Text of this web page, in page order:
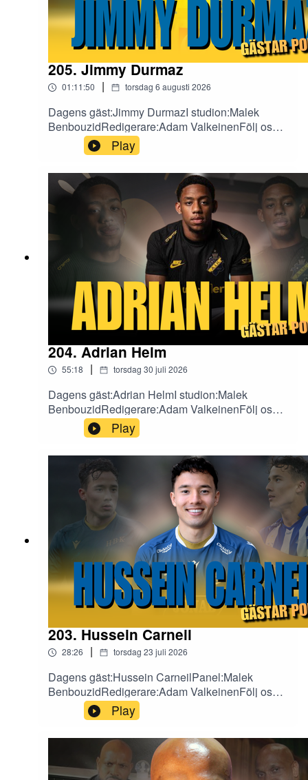
205. Jimmy Durmaz
01:11:50 | torsdag 6 augusti 2026
Dagens gäst:Jimmy DurmazI studion:Malek
BenbouzidRedigerare:Adam ValkeinenFölj oss
på sociala medier!X:
https://x.com/fotbollefotbollInstagram:
https://www.instagram.com/fotbollarfotboll/TikTok
: https://www.tiktok.com/@fotbollarfotboll
Play
204. Adrian Helm
55:18 | torsdag 30 juli 2026
Dagens gäst:Adrian HelmI studion:Malek
BenbouzidRedigerare:Adam ValkeinenFölj oss
på sociala medier!X:
https://x.com/fotbollefotbollInstagram:
https://www.instagram.com/fotbollarfotboll/TikTok
: https://www.tiktok.com/@fotbollarfotboll
Play
203. Hussein Carneil
28:26 | torsdag 23 juli 2026
Dagens gäst:Hussein CarneilPanel:Malek
BenbouzidRedigerare:Adam ValkeinenFölj oss
på sociala medier!X:
https://x.com/fotbollefotbollInstagram:
https://www.instagram.com/fotbollarfotboll/TikTok
: https://www.tiktok.com/@fotbollarfotboll
Play